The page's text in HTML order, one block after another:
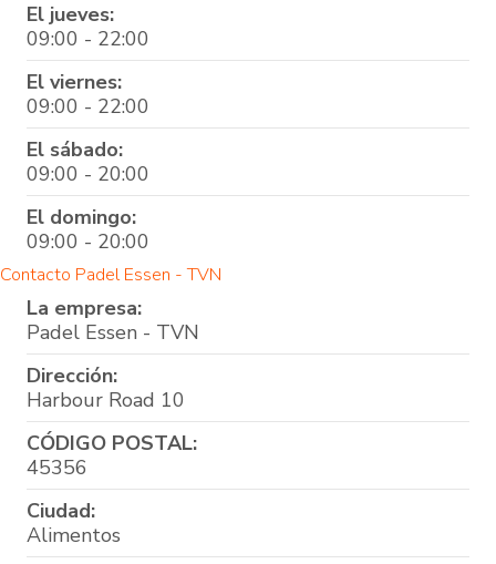
El jueves:
09:00 - 22:00
El viernes:
09:00 - 22:00
El sábado:
09:00 - 20:00
El domingo:
09:00 - 20:00
Contacto Padel Essen - TVN
La empresa:
Padel Essen - TVN
Dirección:
Harbour Road 10
CÓDIGO POSTAL:
45356
Ciudad:
Alimentos